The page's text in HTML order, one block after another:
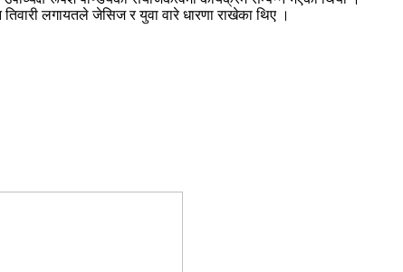
तिवारी लगायतले जेसिज र युवा वारे धारणा राखेका थिए ।